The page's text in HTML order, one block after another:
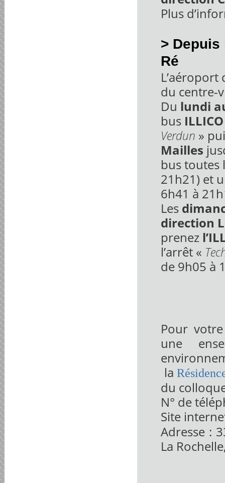
Plus
> Depuis
Ré
du centre-
Du lundi
bus
Verdun »
Mailles
bus toutes
21h21) et
6h41 à
Les
direction
prenez
l’arrêt «
de 9h05 à
Pour
une
la
du
N° de
Site
Adresse :
La